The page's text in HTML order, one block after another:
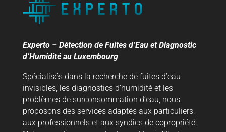
Experto – Détection de Fuites d’Eau et Diagnostic
d’Humidité au Luxembourg
Spécialisés dans la recherche de fuites d’eau
invisibles, les diagnostics d’humidité et les
problèmes de surconsommation d’eau, nous
proposons des services adaptés aux particuliers,
aux professionnels et aux syndics de copropriété.